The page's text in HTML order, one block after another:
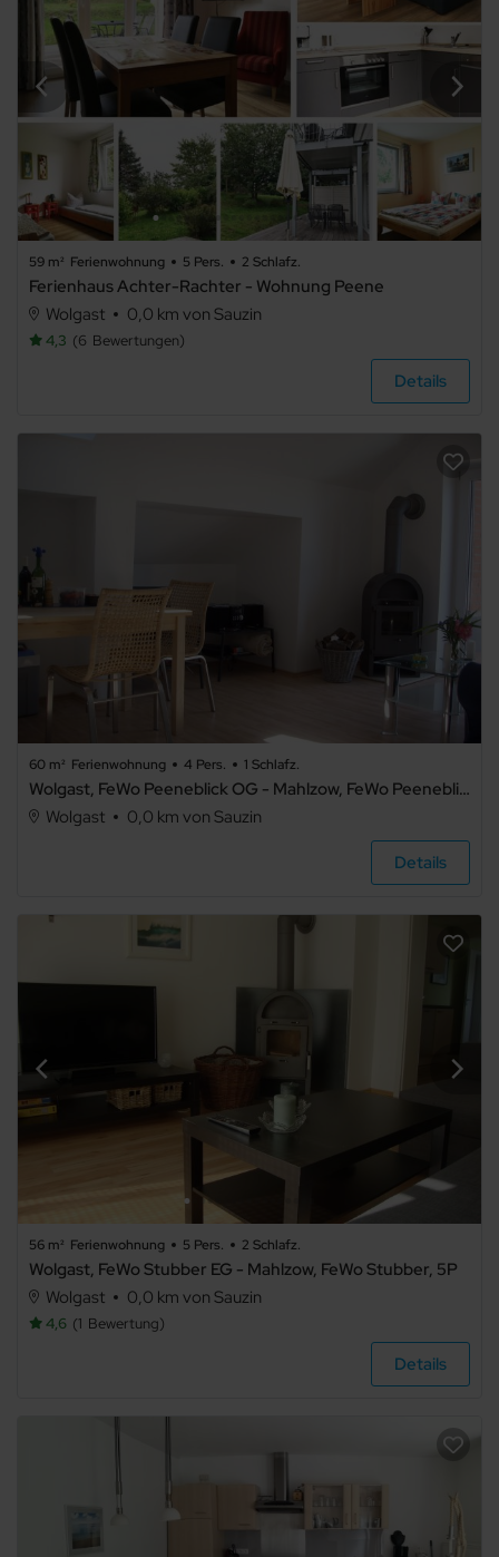
Sonstiges
Bauernhof
Schloss
Meerblick
Panoramablick
Haustiere
Grillmöglichkeit
Waschmaschine
Mikrowelle
Nichtraucher
Gemeinschaftssauna
Barrierefrei
59 m² Ferienwohnung 5 Pers. 2 Schlafz.
Ferienhaus Achter-Rachter - Wohnung Peene
Wolgast
0,0 km von Sauzin
4,3 6 Bewertungen
Details
60 m² Ferienwohnung 4 Pers. 1 Schlafz.
Wolgast, FeWo Peeneblick OG - Mahlzow, FeWo Peeneblick 4P
Wolgast
0,0 km von Sauzin
Details
56 m² Ferienwohnung 5 Pers. 2 Schlafz.
Wolgast, FeWo Stubber EG - Mahlzow, FeWo Stubber, 5P
Wolgast
0,0 km von Sauzin
4,6 1 Bewertung
Details